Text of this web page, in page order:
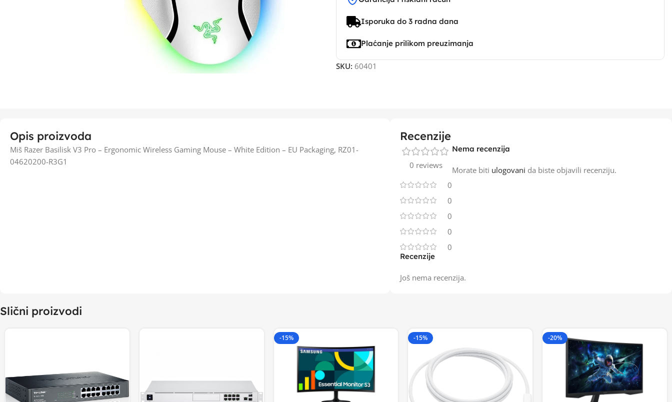
Isporuka do 3 radna dana
Plaćanje prilikom preuzimanja
SKU: 60401
Opis proizvoda
Miš Razer Basilisk V3 Pro – Ergonomic Wireless Gaming Mouse – White Edition – EU Packaging, RZ01-
04620200-R3G1
Recenzije
0 reviews
0
0
0
0
0
Recenzije
Još nema recenzija.
Nema recenzija
Morate biti ulogovani da biste objavili recenziju.
Slični proizvodi
-15% -15% -20%